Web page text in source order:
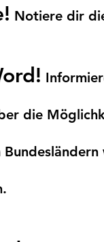
Notiere dir
die